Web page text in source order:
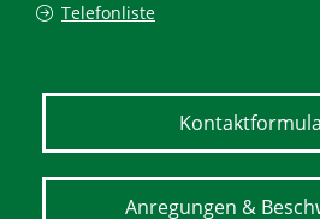
Telefonliste
Anregungen &